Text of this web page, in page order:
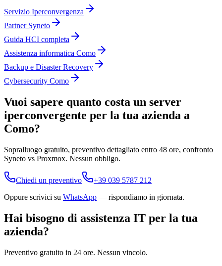
Servizio Iperconvergenza
Partner Syneto
Guida HCI completa
Assistenza informatica Como
Backup e Disaster Recovery
Cybersecurity Como
Vuoi sapere quanto costa un server
iperconvergente per la tua azienda a
Como?
Sopralluogo gratuito, preventivo dettagliato entro 48 ore, confronto
Syneto vs Proxmox. Nessun obbligo.
Chiedi un preventivo
+39 039 5787 212
Oppure scrivici su WhatsApp — rispondiamo in giornata.
Hai bisogno di assistenza IT per la tua
azienda?
Preventivo gratuito in 24 ore. Nessun vincolo.